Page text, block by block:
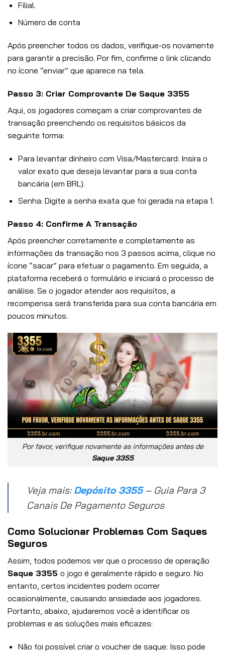
Filial.
Número de conta
Após preencher todos os dados, verifique-os novamente
para garantir a precisão. Por fim, confirme o link clicando
no ícone “enviar” que aparece na tela.
Passo 3: Criar Comprovante De Saque 3355
Aqui, os jogadores começam a criar comprovantes de
transação preenchendo os requisitos básicos da
seguinte forma:
Para levantar dinheiro com Visa/Mastercard: Insira o
valor exato que deseja levantar para a sua conta
bancária (em BRL).
Senha: Digite a senha exata que foi gerada na etapa 1.
Passo 4: Confirme A Transação
Após preencher corretamente e completamente as
informações da transação nos 3 passos acima, clique no
ícone “sacar” para efetuar o pagamento. Em seguida, a
plataforma receberá o formulário e iniciará o processo de
análise. Se o jogador atender aos requisitos, a
recompensa será transferida para sua conta bancária em
poucos minutos.
Por favor, verifique novamente as informações antes de
Saque 3355
Veja mais:Depósito 3355– Guia Para 3
Canais De Pagamento Seguros
Como Solucionar Problemas Com Saques
Seguros
Assim, todos podemos ver que o processo de operação
Saque 3355 o jogo é geralmente rápido e seguro. No
entanto, certos incidentes podem ocorrer
ocasionalmente, causando ansiedade aos jogadores.
Portanto, abaixo, ajudaremos você a identificar os
problemas e as soluções mais eficazes:
Não foi possível criar o voucher de saque: Isso pode